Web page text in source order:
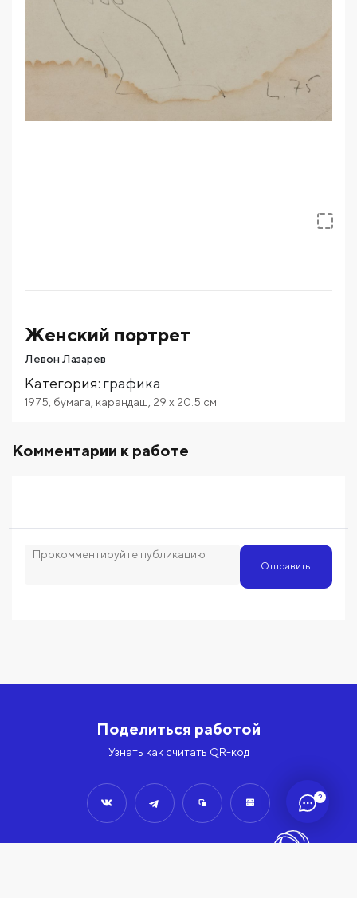
?
Женский портрет
Левон Лазарев
Категория: графика
1975 бумага карандаш 29 x 20.5 см
Комментарии к работе
Отправить
Поделиться работой
Узнать как считать QR-код